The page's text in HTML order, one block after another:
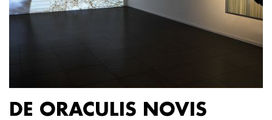
DE ORACULIS NOVIS